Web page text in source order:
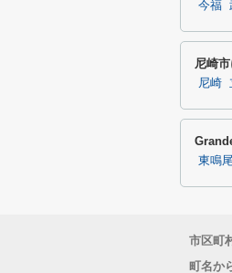
今福
尼崎
尼崎
東鳴
市区町
町名か